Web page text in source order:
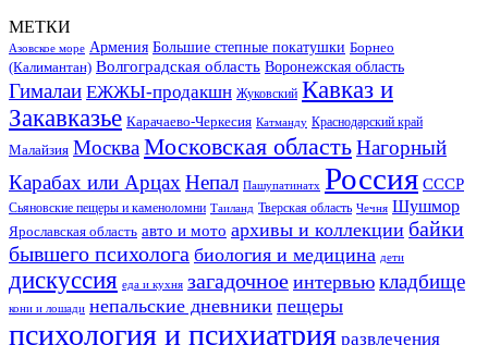
МЕТКИ
Азовское море Армения Большие степные покатушки Борнео
(Калимантан) Волгоградская область Воронежская область
Гималаи ЕЖЖЫ-продакшн Жуковский Кавказ и
Закавказье Карачаево-Черкесия Катманду Краснодарский край
Малайзия МоскваМосковская областьНагорный
Карабах или Арцах Непал Пашупатинатх Россия СССР
Сьяновские пещеры и каменоломни Таиланд Тверская область Чечня Шушмор
Ярославская область авто и мото архивы и коллекции байки
бывшего психолога биология и медицина дети
дискуссия еда и кухня загадочное интервью кладбище
кони и лошади непальские дневники пещеры
психология и психиатрия развлечения